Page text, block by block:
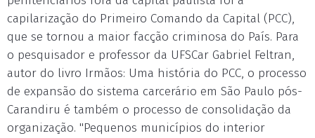
capilarização do Primeiro Comando da Capital (PCC),
que se tornou a maior facção criminosa do País. Para
o pesquisador e professor da UFSCar Gabriel Feltran,
autor do livro Irmãos: Uma história do PCC, o processo
de expansão do sistema carcerário em São Paulo pós-
Carandiru é também o processo de consolidação da
organização. "Pequenos municípios do interior